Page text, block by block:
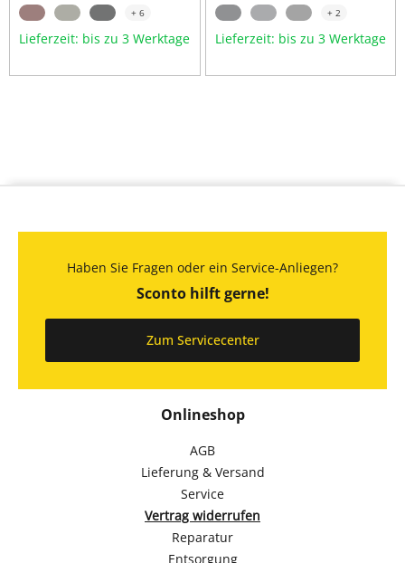
+ 6
Lieferzeit: bis zu 3 Werktage
+ 2
Lieferzeit: bis zu 3 Werktage
Onlineshop
AGB
Lieferung & Versand
Service
Vertrag widerrufen
Reparatur
Entsorgung
Haben Sie Fragen oder ein Service-Anliegen?
Sconto hilft gerne!
Zum Servicecenter